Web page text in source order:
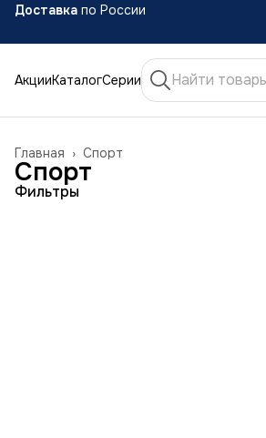
Доставка по России
АкцииКаталогСерии
Спорт
Главная ›
Спорт
Фильтры